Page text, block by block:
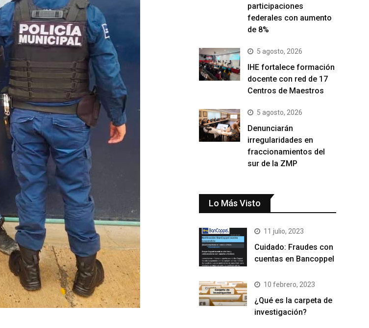
participaciones
federales con aumento
de 8%
5 agosto, 2026
IHE fortalece formación
docente con red de 17
Centros de Maestros
5 agosto, 2026
Denunciarán
irregularidades en
fraccionamientos del
sur de la ZMP
Lo Más Visto
11 julio, 2023
Cuidado: Fraudes con
cuentas en Bancoppel
10 febrero, 2023
¿Qué es la carpeta de
investigación?